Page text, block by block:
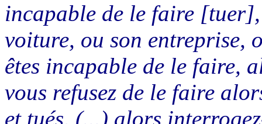
incapable de le faire
voiture, ou son entreprise,
êtes incapable de le faire,
vous refusez de le faire
et tués, (...) alors